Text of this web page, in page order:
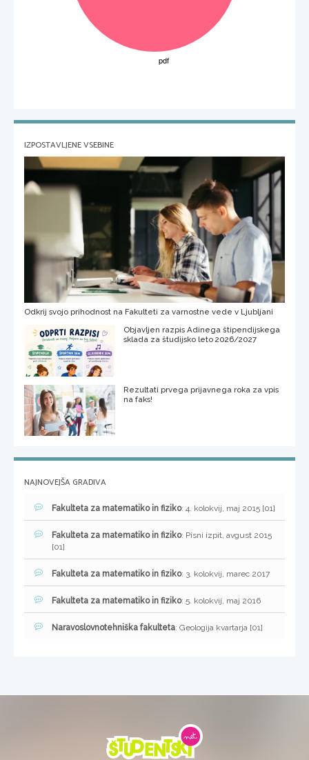
IZPOSTAVLJENE VSEBINE
Odkrij svojo prihodnost na Fakulteti za varnostne vede v Ljubljani
Objavljen razpis Adinega štipendijskega
sklada za študijsko leto 2026/2027
Rezultati prvega prijavnega roka za vpis
na faks!
NAJNOVEJŠA GRADIVA
Fakulteta za matematiko in fiziko: 4. kolokvij, maj 2015 [01]
Fakulteta za matematiko in fiziko: Pisni izpit, avgust 2015
[01]
Fakulteta za matematiko in fiziko: 3. kolokvij, marec 2017
Fakulteta za matematiko in fiziko: 5. kolokvij, maj 2016
Naravoslovnotehniška fakulteta: Geologija kvartarja [01]